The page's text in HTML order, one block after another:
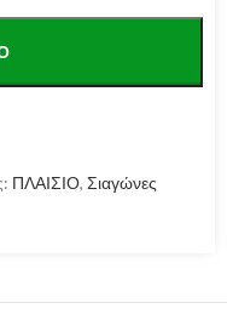
ΠΛΑΙΣΙΟ, Σιαγώνες